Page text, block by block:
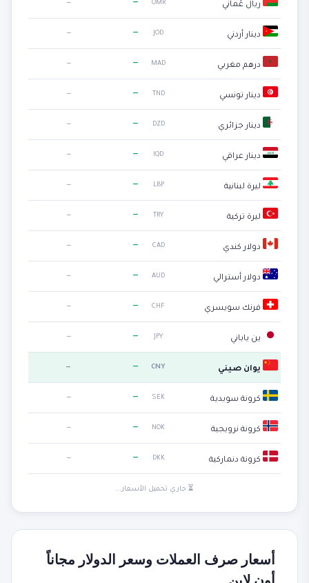
ريال عُماني OMR
—
—
دينار أردني JOD
—
—
درهم مغربي MAD
—
—
دينار تونسي TND
—
—
دينار جزائري DZD
—
—
دينار عراقي IQD
—
—
ليرة لبنانية LBP
—
—
ليرة تركية TRY
—
—
دولار كندي CAD
—
—
دولار أسترالي AUD
—
—
فرنك سويسري CHF
—
—
ين ياباني JPY
—
—
يوان صيني CNY
—
—
كرونة سويدية SEK
—
—
كرونة نرويجية NOK
—
—
كرونة دنماركية DKK
—
—
⏳ جاري تحميل الأسعار...
أسعار صرف العملات وسعر الدولار مجاناً